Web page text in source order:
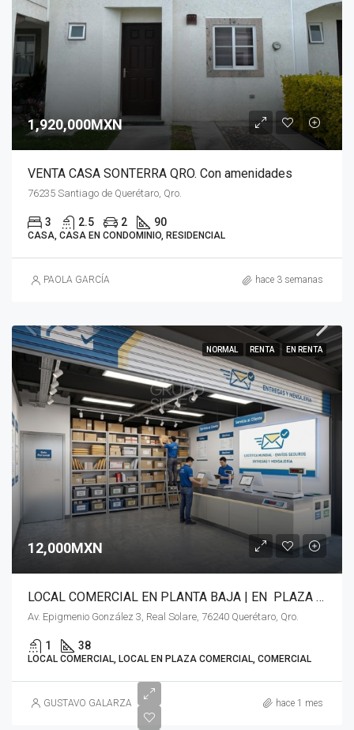
1,920,000MXN
VENTA CASA SONTERRA QRO. Con amenidades
76235 Santiago de Querétaro, Qro.
3 2.5 2 90
CASA, CASA EN CONDOMINIO, RESIDENCIAL
PAOLA GARCÍA hace 3 semanas
NORMAL RENTA EN RENTA
12,000MXN
LOCAL COMERCIAL EN PLANTA BAJA | EN PLAZA COMERCIAL REAL SOLARE (El Marqués, Qro.)
Av. Epigmenio González 3, Real Solare, 76240 Querétaro, Qro.
1 38
LOCAL COMERCIAL, LOCAL EN PLAZA COMERCIAL, COMERCIAL
GUSTAVO GALARZA hace 1 mes